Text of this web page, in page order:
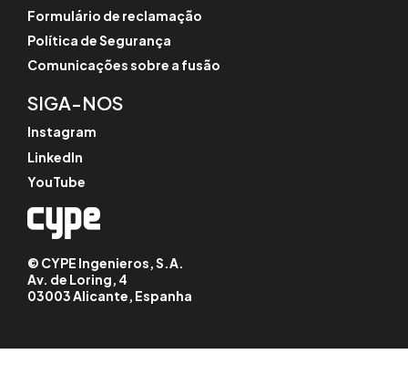
Formulário de reclamação
Política de Segurança
Comunicações sobre a fusão
SIGA-NOS
Instagram
LinkedIn
YouTube
© CYPE Ingenieros, S.A.
Av. de Loring, 4
03003 Alicante, Espanha